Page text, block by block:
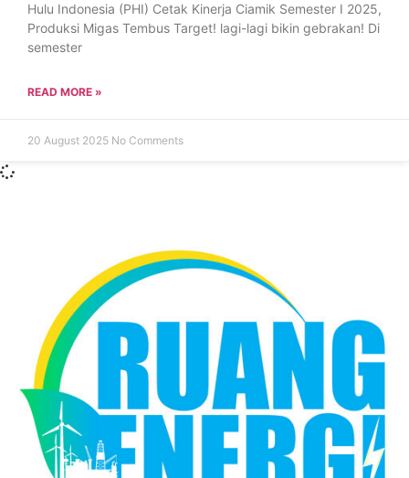
Hulu Indonesia (PHI) Cetak Kinerja Ciamik Semester I 2025,
Produksi Migas Tembus Target! lagi-lagi bikin gebrakan! Di
semester
READ MORE »
20 August 2025 No Comments